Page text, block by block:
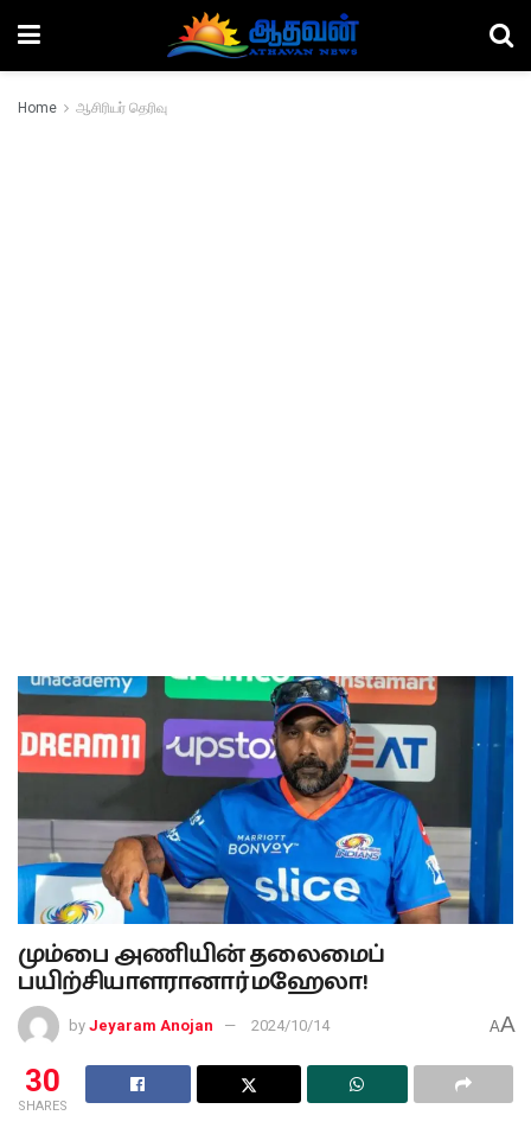
Home ஆசிரியர் தெரிவு
மும்பை அணியின் தலைமைப்
பயிற்சியாளரானார் மஹேலா!
by Jeyaram Anojan 2024/10/14 AA
30
SHARES